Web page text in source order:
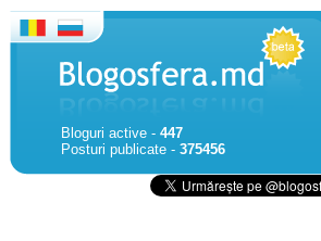
Bloguri active - 447
Posturi publicate - 375456